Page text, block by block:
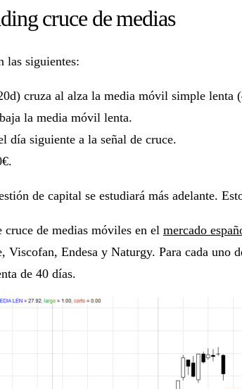
cruce de medias
las siguientes:
cruza al alza la media móvil simple lenta
la media móvil lenta.
día siguiente a la señal de cruce.
de capital se estudiará más adelante.
cruce de medias móviles en el mercado
Endesa y Naturgy. Para cada uno
de 40 días.